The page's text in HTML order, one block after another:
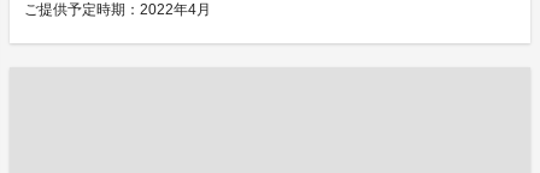
ご提供予定時期：2022年4月